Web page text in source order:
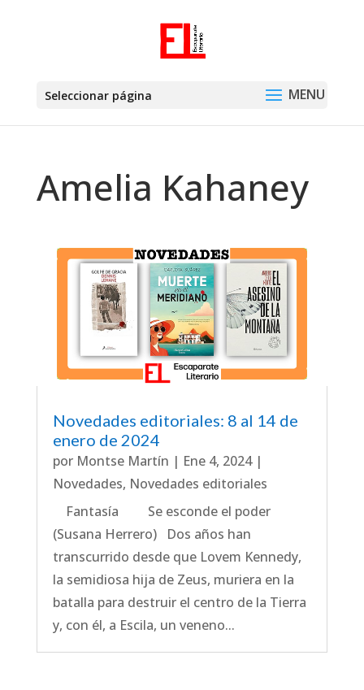
Seleccionar página
Amelia Kahaney
Novedades editoriales: 8 al 14 de
enero de 2024
por Montse Martín | Ene 4, 2024|
Novedades, Novedades editoriales
Fantasía Se esconde el poder
(Susana Herrero) Dos años han
transcurrido desde que Lovem Kennedy,
la semidiosa hija de Zeus, muriera en la
batalla para destruir el centro de la Tierra
y, con él, a Escila, un veneno...